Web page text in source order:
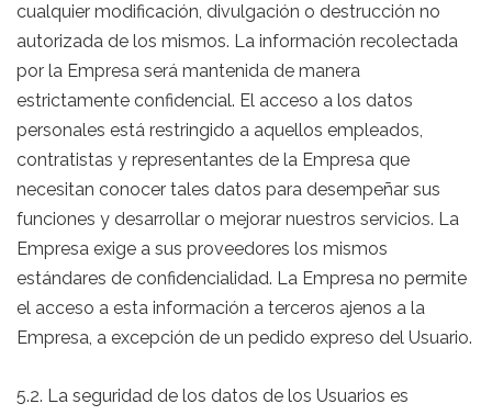
cualquier modificación, divulgación o destrucción no
autorizada de los mismos. La información recolectada
por la Empresa será mantenida de manera
estrictamente confidencial. El acceso a los datos
personales está restringido a aquellos empleados,
contratistas y representantes de la Empresa que
necesitan conocer tales datos para desempeñar sus
funciones y desarrollar o mejorar nuestros servicios. La
Empresa exige a sus proveedores los mismos
estándares de confidencialidad. La Empresa no permite
el acceso a esta información a terceros ajenos a la
Empresa, a excepción de un pedido expreso del Usuario.
5.2. La seguridad de los datos de los Usuarios es